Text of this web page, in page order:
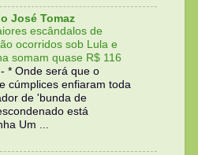
José Tomaz
escândalos de
ocorridos sob Lula e
somam quase R$ 116
- * Onde será que o
cúmplices enfiaram toda
de 'bunda de
está
Um ...